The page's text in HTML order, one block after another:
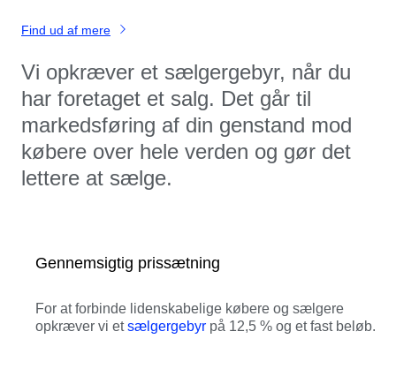
Find ud af mere
Vi opkræver et sælgergebyr, når du
har foretaget et salg. Det går til
markedsføring af din genstand mod
købere over hele verden og gør det
lettere at sælge.
Gennemsigtig prissætning
For at forbinde lidenskabelige købere og sælgere
opkræver vi etsælgergebyr på 12,5 % og et fast beløb.